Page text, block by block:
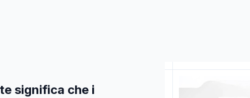
significa che i